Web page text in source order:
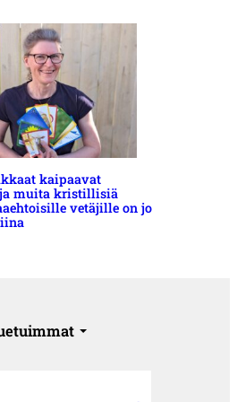
kaipaavat
muita kristillisiä
vetäjille on jo